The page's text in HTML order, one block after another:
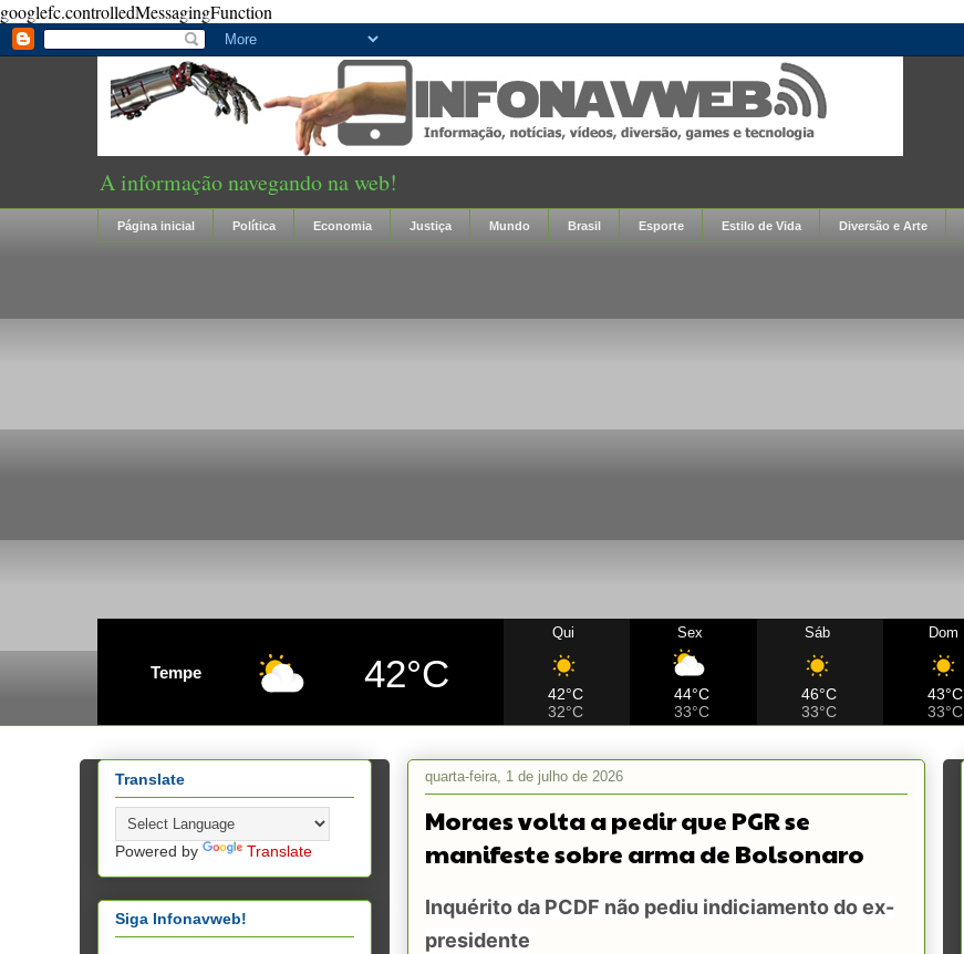
googlefc.controlledMessagingFunction
A informação navegando na web!
Página inicial Política Economia Justiça Mundo Brasil Esporte Estilo de Vida Diversão e Arte
Tempe 42°C
Qui
42°C
32°C
Sex
44°C
33°C
Sáb
46°C
33°C
Dom
43°C
33°C
quarta-feira, 1 de julho de 2026
Moraes volta a pedir que PGR se
manifeste sobre arma de Bolsonaro
Inquérito da PCDF não pediu indiciamento do ex-
presidente
Translate
Powered by Translate
Siga Infonavweb!